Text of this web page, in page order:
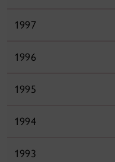
1997
1996
1995
1994
1993